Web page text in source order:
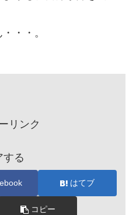
・・。
リンク
する
はてブ
コピー